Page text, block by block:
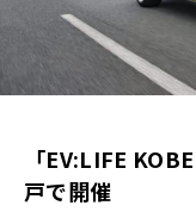
「EV:LIFE
戸で開催